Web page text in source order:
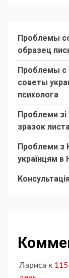
Проблемы
образец
Проблемы с
советы
психолога
Проблеми
зразок
Проблеми з
українцям в
Лариса к 115